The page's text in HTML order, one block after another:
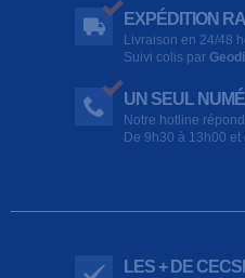
EXPÉDITION
Livraison en 24/48
Suivi colis par
UN SEUL
Notre hotline
De 9h30 à 13h00
LES + DE